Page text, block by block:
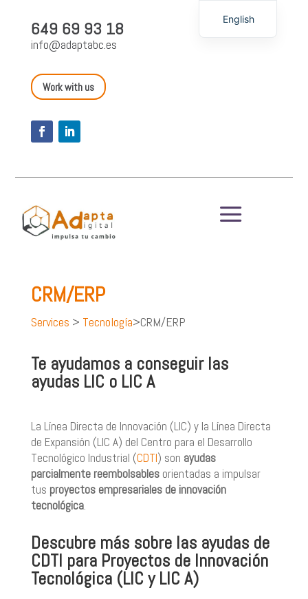
649 69 93 18
info@adaptabc.es
Work with us
a
CRM/ERP
Services > Tecnología>CRM/ERP
Te ayudamos a conseguir las
ayudas LIC o LIC A
La Línea Directa de Innovación (LIC) y la Línea Directa
de Expansión (LIC A) del Centro para el Desarrollo
Tecnológico Industrial (CDTI) son ayudas
parcialmente reembolsablesorientadas a impulsar
tus proyectos empresariales de innovación
tecnológica.
Descubre más sobre las ayudas de
CDTI para Proyectos de Innovación
Tecnológica (LIC y LIC A)
English